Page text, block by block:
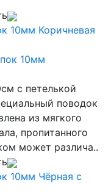
10мм Коричневая
с петелькой
поводок
из мягкого
пропитанного
может различа..
10мм Чёрная с